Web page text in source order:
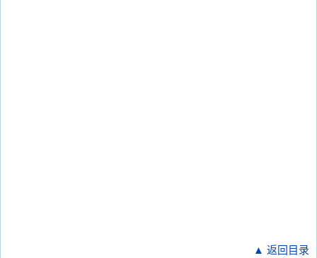
▲ 返回目录